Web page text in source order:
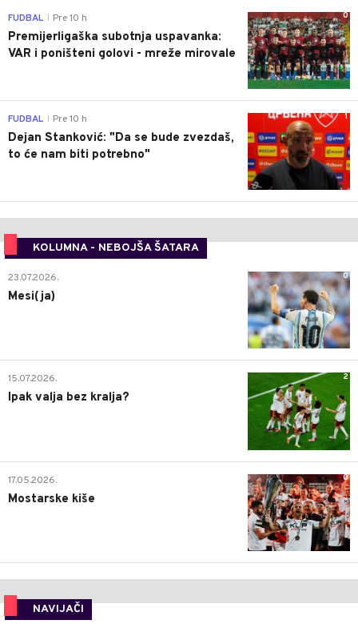
0
FUDBAL Pre 10 h
Premijerligaška subotnja uspavanka:
VAR i poništeni golovi - mreže mirovale
1
FUDBAL Pre 10 h
Dejan Stanković: "Da se bude zvezdaš,
to će nam biti potrebno"
KOLUMNA - NEBOJŠA ŠATARA
0
23.07.2026.
Mesi(ja)
2
15.07.2026.
Ipak valja bez kralja?
0
17.05.2026.
Mostarske kiše
NAVIJAČI